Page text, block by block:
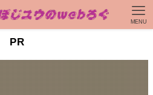
MENU
PR